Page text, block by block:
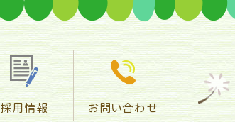
採用情報 お問い合わせ